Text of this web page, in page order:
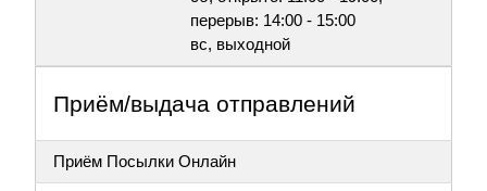
перерыв: 14:00 - 15:00
вс, выходной
Приём/выдача отправлений
Приём Посылки Онлайн